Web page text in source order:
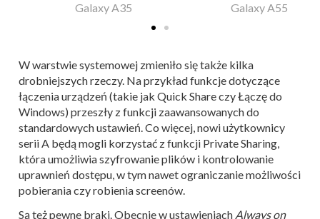
Galaxy A35 Galaxy A55
W warstwie systemowej zmieniło się także kilka
drobniejszych rzeczy. Na przykład funkcje dotyczące
łączenia urządzeń (takie jak Quick Share czy Łączę do
Windows) przeszły z funkcji zaawansowanych do
standardowych ustawień. Co więcej, nowi użytkownicy
serii A będą mogli korzystać z funkcji Private Sharing,
która umożliwia szyfrowanie plików i kontrolowanie
uprawnień dostępu, w tym nawet ograniczanie możliwości
pobierania czy robienia screenów.
Są też pewne braki. Obecnie w ustawieniach Always on